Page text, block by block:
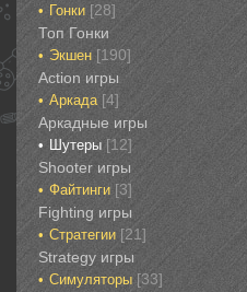
Гонки‎ [28]
Топ Гонки‎
Экшен [190]
‎Action игры
Аркада‎ [4]
Аркадные игры
Шутеры‎ [12]
‎Shooter игры
Файтинги‎ [3]
Fighting игры
Стратегии‎ [21]
Strategy игры
Симуляторы‎ [33]